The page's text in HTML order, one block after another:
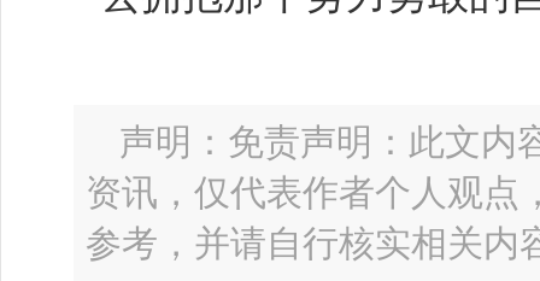
声明：免责声明：此文内
资讯，仅代表作者个人观点
参考，并请自行核实相关内